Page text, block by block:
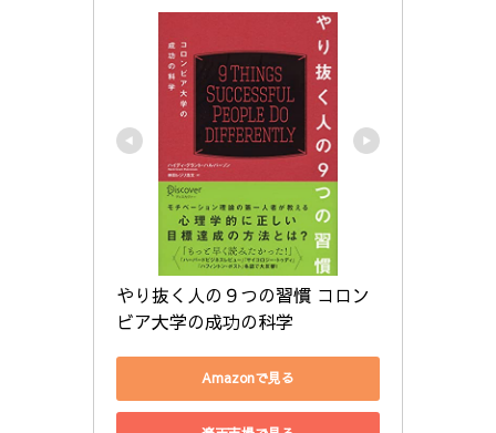
やり抜く人の９つの習慣 コロン
ビア大学の成功の科学
Amazonで見る